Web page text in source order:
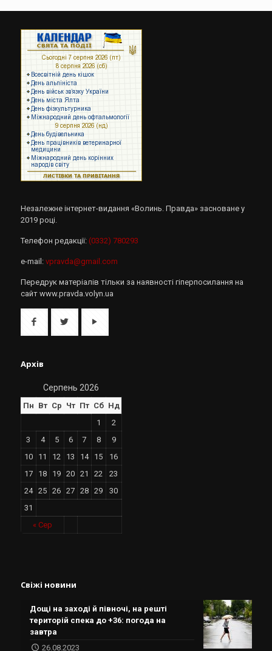
Незалежне інтернет-видання «Волинь. Правда» засноване у
2019 році.
Телефон редакції: (0332) 780293
e-mail: vpravda@gmail.com
Передрук матеріалів тільки за наявності гіперпосилання на
сайт www.pravda.volyn.ua
Архів
Серпень 2026
Пн Вт Ср Чт Пт Сб Нд
« Сер
1
2
3
4 5 6 7 8
9
10
11 12 13 14 15
16
17
18 19 20 21 22
23
24
25 26 27 28 29
30
31
Свіжі новини
Дощі на заході й півночі, на решті
територій спека до +36: погода на
завтра
26.08.2023